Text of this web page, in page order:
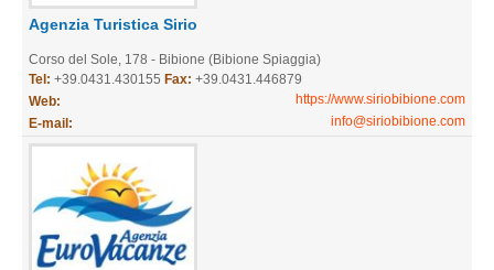
Agenzia Turistica Sirio
Corso del Sole, 178 - Bibione (Bibione Spiaggia)
Tel: +39.0431.430155 Fax: +39.0431.446879
Web:
https://www.siriobibione.com
E-mail:
info@siriobibione.com